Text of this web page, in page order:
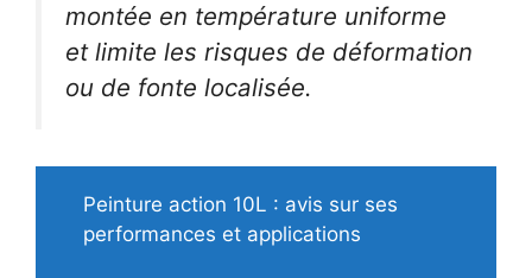
montée en température uniforme
et limite les risques de déformation
ou de fonte localisée.
Peinture action 10L : avis sur ses
performances et applications